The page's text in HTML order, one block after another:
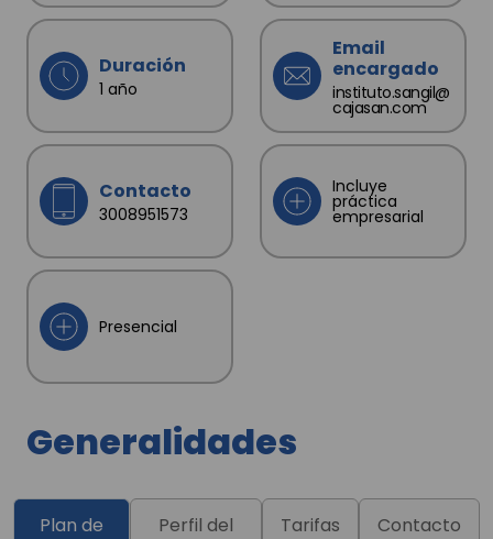
Duración
1 año
Email
encargado
instituto.sangil@
cajasan.com
Contacto
3008951573
Incluye
práctica
empresarial
Presencial
Generalidades
Plan de
Perfil del
Tarifas Contacto